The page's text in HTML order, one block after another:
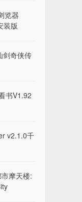
览器
装版
剑奇侠传
书V1.92
v2.1.0千
摩天楼:
派崛起
汉化版